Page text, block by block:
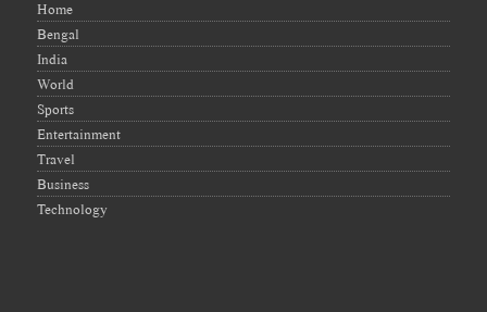
Home
Bengal
India
World
Sports
Entertainment
Travel
Business
Technology